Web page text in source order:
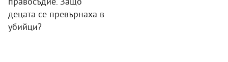
децата се превърнаха в
убийци?